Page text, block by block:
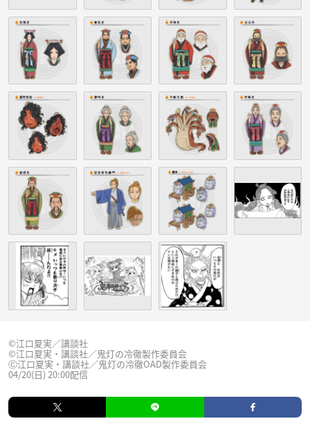
©江口夏実／講談社
©江口夏実・講談社／鬼灯の冷徹製作委員会
Ⓒ江口夏実・講談社／鬼灯の冷徹OAD製作委員会
04/20(日) 20:00配信